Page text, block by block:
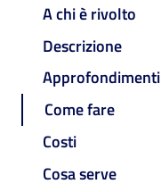
A chi è rivolto
Descrizione
Approfondimenti
Come fare
Costi
Cosa serve